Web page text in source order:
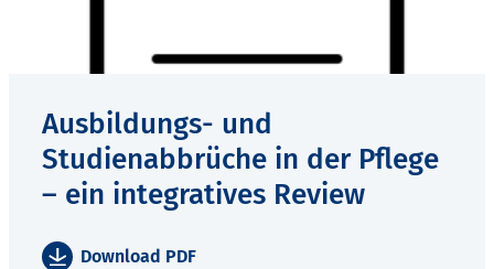
Ausbildungs- und
Studienabbrüche in der Pflege
– ein integratives Review
Download PDF